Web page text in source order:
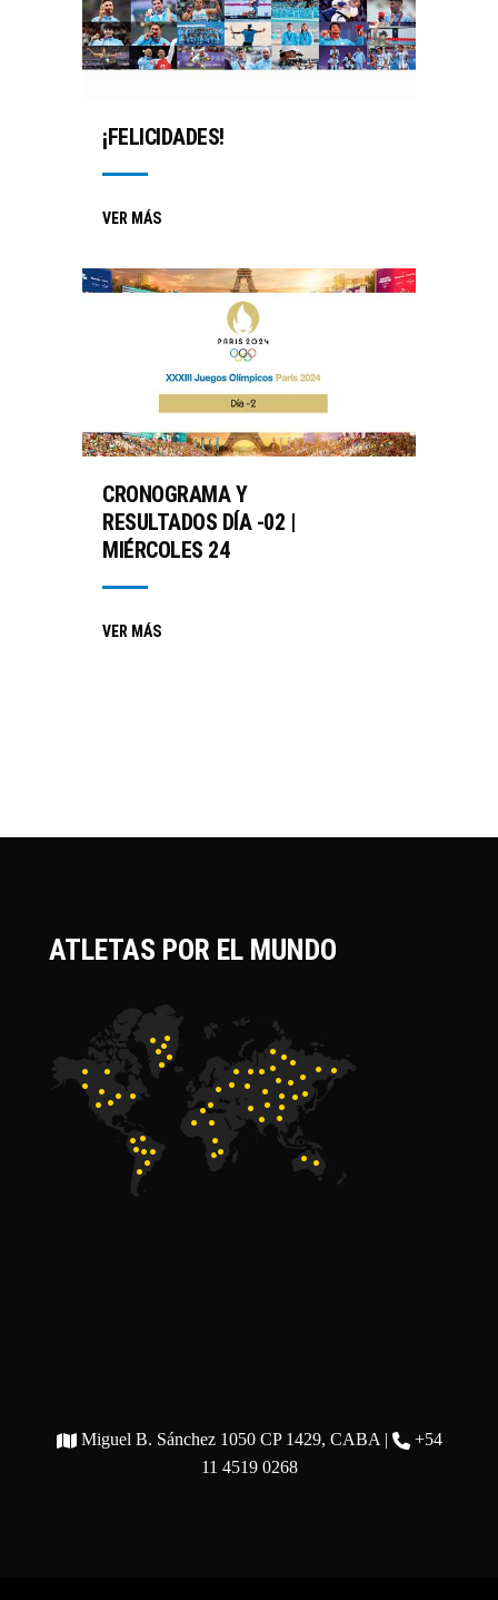
¡FELICIDADES!
VER MÁS
CRONOGRAMA Y
RESULTADOS DÍA -02 |
MIÉRCOLES 24
VER MÁS
ATLETAS POR EL MUNDO
Miguel B. Sánchez 1050 CP 1429, CABA |
+54
11 4519 0268